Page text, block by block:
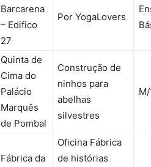
Barcarena
– Edifico
27
Por YogaLovers
Quinta de
Cima do
Palácio
Marquês
de Pombal
Construção de
ninhos para
abelhas
silvestres
Fábrica da
Oficina Fábrica
de histórias